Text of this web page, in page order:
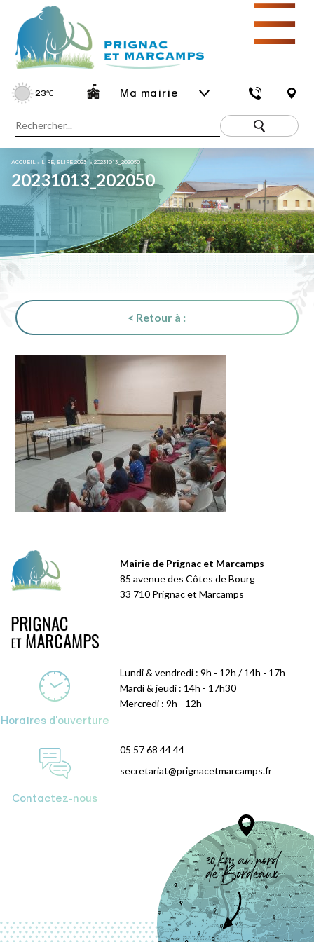
23℃ Ma mairie
☰
ACCUEIL » LIRE, ELIRE 2023 !»20231013_202050
20231013_202050
< Retour à :
Mairie de Prignac et Marcamps
85 avenue des Côtes de Bourg
33 710 Prignac et Marcamps
Horaires d'ouverture
Lundi & vendredi : 9h - 12h / 14h - 17h
Mardi & jeudi : 14h - 17h30
Mercredi : 9h - 12h
Contactez-nous
05 57 68 44 44
secretariat@prignacetmarcamps.fr